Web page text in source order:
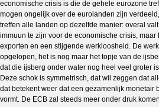
economische crisis is die de gehele eurozone
mogen ongelijk over de eurolanden zijn
treffen alle landen op dezelfde manier: overal
immuun te zijn voor de economische crisis,
exporten en een stijgende werkloosheid. De
opgelopen, het is nog maar het topje van de
dat die ijsberg onder water nog heel veel groter
Deze schok is symmetrisch, dat wil zeggen dat
dat betekent weer dat een gezamenlijk monetair
vormt. De ECB zal steeds meer onder druk